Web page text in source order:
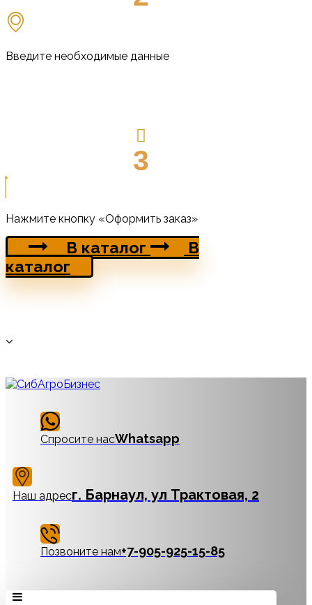
Введите необходимые данные
3
Нажмите кнопку «Оформить заказ»
В каталог
В
каталог
Спросите насWhatsapp
Наш адресг. Барнаул, ул Трактовая, 2
Позвоните нам‪+7-905-925-15-85